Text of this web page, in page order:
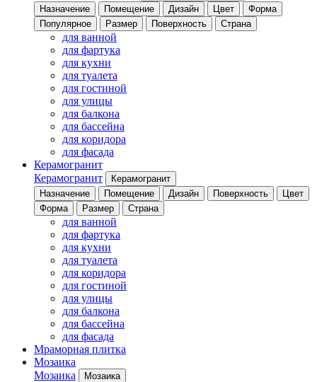
Назначение
Помещение Дизайн Цвет
Форма
Популярное
Размер Поверхность Страна
для ванной
для фартука
для кухни
для туалета
для гостиной
для улицы
для балкона
для бассейна
для коридора
для фасада
Керамогранит
Керамогранит
Керамогранит
Назначение
Помещение Дизайн Поверхность
Цвет
Форма
Размер Страна
для ванной
для фартука
для кухни
для туалета
для коридора
для гостиной
для улицы
для балкона
для бассейна
для фасада
Мраморная плитка
Мозаика
Мозаика
Мозаика